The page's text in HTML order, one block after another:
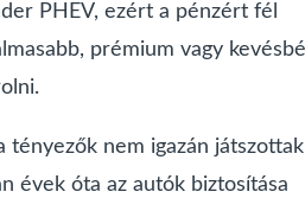
PHEV, ezért a pénzért fél
prémium vagy kevésbé
tényezők nem igazán játszottak
évek óta az autók biztosítása